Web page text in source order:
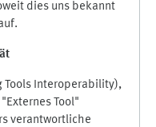
dies uns bekannt
Tools Interoperability),
Tool"
verantwortliche